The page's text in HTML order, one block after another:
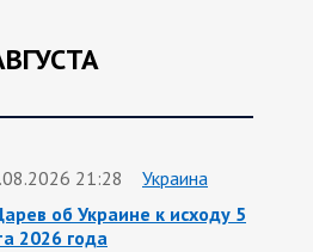
21:28
Украина
об Украине к исходу 5
2026 года